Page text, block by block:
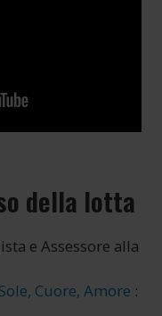
della lotta
e Assessore alla
Sole, Cuore, Amore :